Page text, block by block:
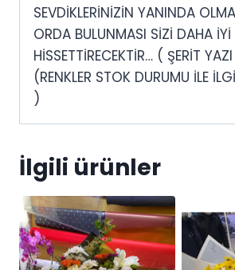
SEVDİKLERİNİZİN YANINDA
ORDA BULUNMASI SİZİ DAHA İYİ
HİSSETTİRECEKTİR… ( ŞERİT
(RENKLER STOK DURUMU İLE
)
İlgili ürünler